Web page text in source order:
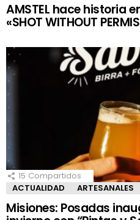
AMSTEL hace historia
«SHOT WITHOUT
15 Compartidos
ACTUALIDAD
ARTESANALES
Misiones: Posadas